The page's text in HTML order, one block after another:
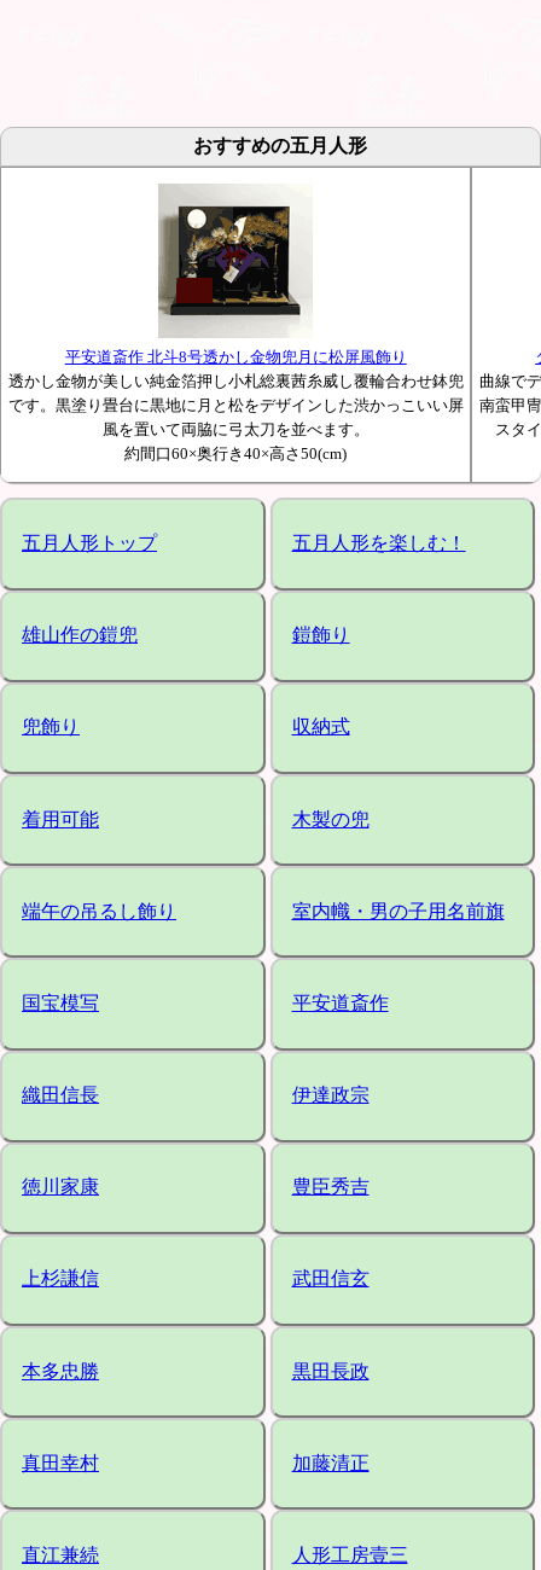
おすすめの五月人形
平安道斎作 北斗8号透かし金物兜月に松屏風飾り
透かし金物が美しい純金箔押し小札総裏茜糸威し覆輪合わせ鉢兜
です。黒塗り畳台に黒地に月と松をデザインした渋かっこいい屏
風を置いて両脇に弓太刀を並べます。
約間口60×奥行き40×高さ50(cm)
曲線で
南蛮甲
スタ
五月人形トップ 五月人形を楽しむ！
雄山作の鎧兜 鎧飾り
兜飾り 収納式
着用可能 木製の兜
端午の吊るし飾り 室内幟・男の子用名前旗
国宝模写 平安道斎作
織田信長 伊達政宗
徳川家康 豊臣秀吉
上杉謙信 武田信玄
本多忠勝 黒田長政
真田幸村 加藤清正
直江兼続 人形工房壹三